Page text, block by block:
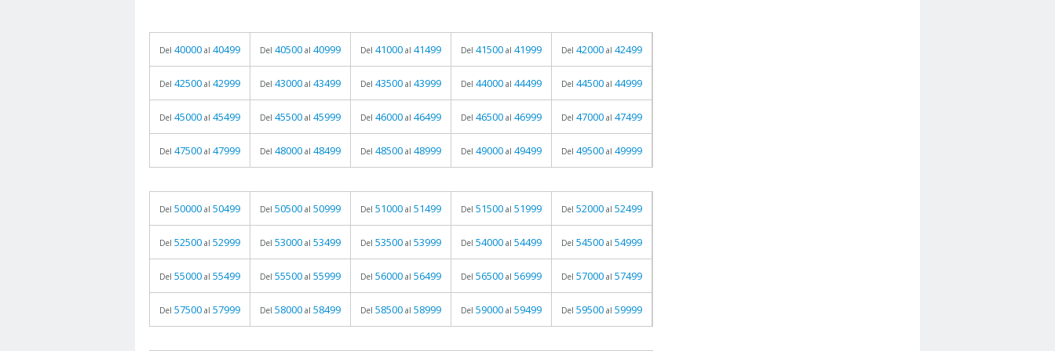
Del 40000 al 40499 Del 40500 al 40999 Del 41000 al 41499 Del 41500 al 41999 Del 42000 al 42499
Del 42500 al 42999 Del 43000 al 43499 Del 43500 al 43999 Del 44000 al 44499 Del 44500 al 44999
Del 45000 al 45499 Del 45500 al 45999 Del 46000 al 46499 Del 46500 al 46999 Del 47000 al 47499
Del 47500 al 47999 Del 48000 al 48499 Del 48500 al 48999 Del 49000 al 49499 Del 49500 al 49999
Del 50000 al 50499 Del 50500 al 50999 Del 51000 al 51499 Del 51500 al 51999 Del 52000 al 52499
Del 52500 al 52999 Del 53000 al 53499 Del 53500 al 53999 Del 54000 al 54499 Del 54500 al 54999
Del 55000 al 55499 Del 55500 al 55999 Del 56000 al 56499 Del 56500 al 56999 Del 57000 al 57499
Del 57500 al 57999 Del 58000 al 58499 Del 58500 al 58999 Del 59000 al 59499 Del 59500 al 59999